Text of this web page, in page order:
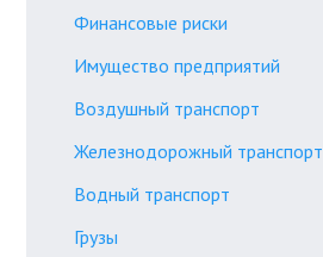
Финансовые риски
Имущество предприятий
Воздушный транспорт
Железнодорожный транспорт
Водный транспорт
Грузы